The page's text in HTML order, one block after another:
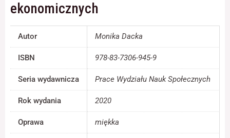
ekonomicznych
Autor Monika Dacka
ISBN 978-83-7306-945-9
Seria wydawnicza Prace Wydziału Nauk Społecznych
Rok wydania 2020
Oprawa miękka
Doświadczenie
Aby nasza strona
działała jak
najlepiej podczas
twojego przejścia
odrzucisz te pliki